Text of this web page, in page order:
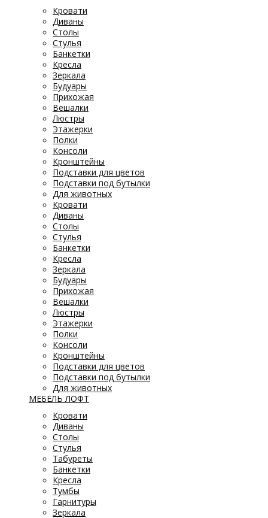
Кровати
Диваны
Столы
Стулья
Банкетки
Кресла
Зеркала
Будуары
Прихожая
Вешалки
Люстры
Этажерки
Полки
Консоли
Кронштейны
Подставки для цветов
Подставки под бутылки
Для животных
Кровати
Диваны
Столы
Стулья
Банкетки
Кресла
Зеркала
Будуары
Прихожая
Вешалки
Люстры
Этажерки
Полки
Консоли
Кронштейны
Подставки для цветов
Подставки под бутылки
Для животных
МЕБЕЛЬ ЛОФТ
Кровати
Диваны
Столы
Стулья
Табуреты
Банкетки
Кресла
Тумбы
Гарнитуры
Зеркала